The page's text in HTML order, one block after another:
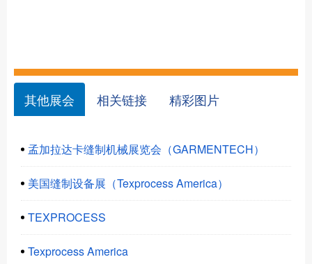
其他展会 相关链接 精彩图片
孟加拉达卡缝制机械展览会（GARMENTECH）
美国缝制设备展（Texprocess America）
TEXPROCESS
Texprocess America